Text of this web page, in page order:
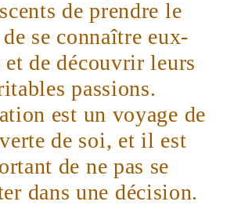
de prendre le
se connaître eux-
et de découvrir leurs
passions.
est un voyage de
de soi, et il est
de ne pas se
dans une décision.